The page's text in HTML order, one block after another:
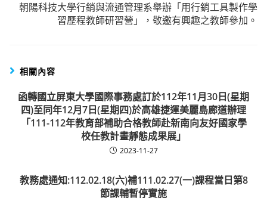
朝陽科技大學行銷與流通管理系舉辦「用行銷工具製作學
習歷程教師研習營」，敬邀有興趣之教師參加。
相關內容
函轉國立屏東大學國際事務處訂於112年11月30日(星期
四)至同年12月7日(星期四)於高雄捷運美麗島廊道辦理
「111-112年教育部補助合格教師赴新南向友好國家學
校任教計畫靜態成果展」
2023-11-27
教務處通知:112.02.18(六)補111.02.27(一)課程當日第8
節課輔暫停實施